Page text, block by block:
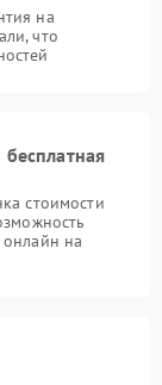
на
что
стоимости
на